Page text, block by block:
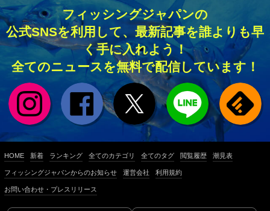
フィッシングジャパンの
公式SNSを利用して、最新記事を誰よりも早
く手に入れよう！
全てのニュースを無料で配信しています！
HOME 新着 ランキング 全てのカテゴリ 全てのタグ 閲覧履歴 潮見表
フィッシングジャパンからのお知らせ 運営会社 利用規約
お問い合わせ・プレスリリース